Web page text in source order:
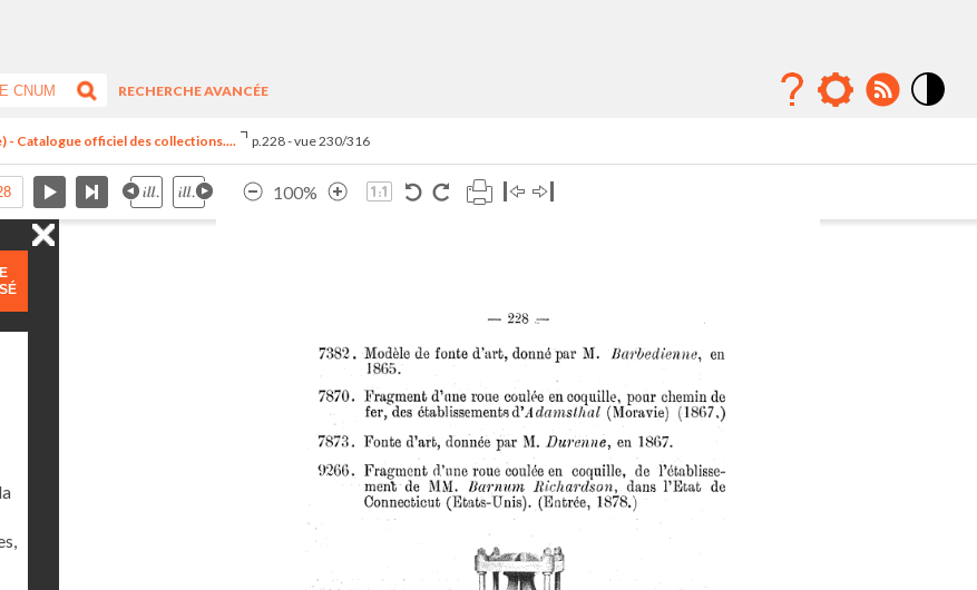
RECHERCHE AVANCÉE
- Catalogue officiel des collections.... p.228 - vue 230/316
100%